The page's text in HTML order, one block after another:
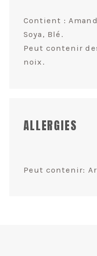
Contient :
Soya, Blé.
Peut contenir
noix.
ALLERGIES
Peut contenir: